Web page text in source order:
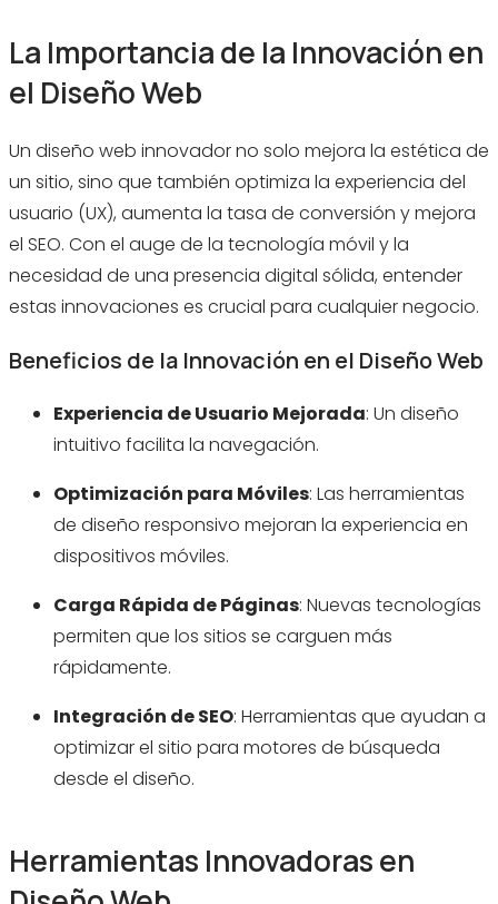
diseño web?
¿Cuándo debería considerar rehacer mi
sitio web?
Conclusión
Llamado a la acción
La Importancia de la Innovación en
el Diseño Web
Un diseño web innovador no solo mejora la estética de
un sitio, sino que también optimiza la experiencia del
usuario (UX), aumenta la tasa de conversión y mejora
el SEO. Con el auge de la tecnología móvil y la
necesidad de una presencia digital sólida, entender
estas innovaciones es crucial para cualquier negocio.
Beneficios de la Innovación en el Diseño Web
Experiencia de Usuario Mejorada: Un diseño
intuitivo facilita la navegación.
Optimización para Móviles: Las herramientas
de diseño responsivo mejoran la experiencia en
dispositivos móviles.
Carga Rápida de Páginas: Nuevas tecnologías
permiten que los sitios se carguen más
rápidamente.
Integración de SEO: Herramientas que ayudan a
optimizar el sitio para motores de búsqueda
desde el diseño.
Herramientas Innovadoras en